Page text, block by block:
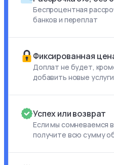
Беспроцентная
банков и переплат
Фиксированная
Доплат не будет,
добавить новые услуги
Успех или возврат
Если мы сомневаемся
получите всю сумму